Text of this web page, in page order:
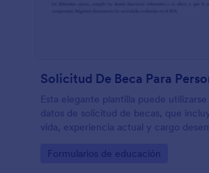
Esta elegante plantilla puede
datos de solicitud de becas, que
vida, experiencia actual y cargo
Go to Category:
Formularios de educación